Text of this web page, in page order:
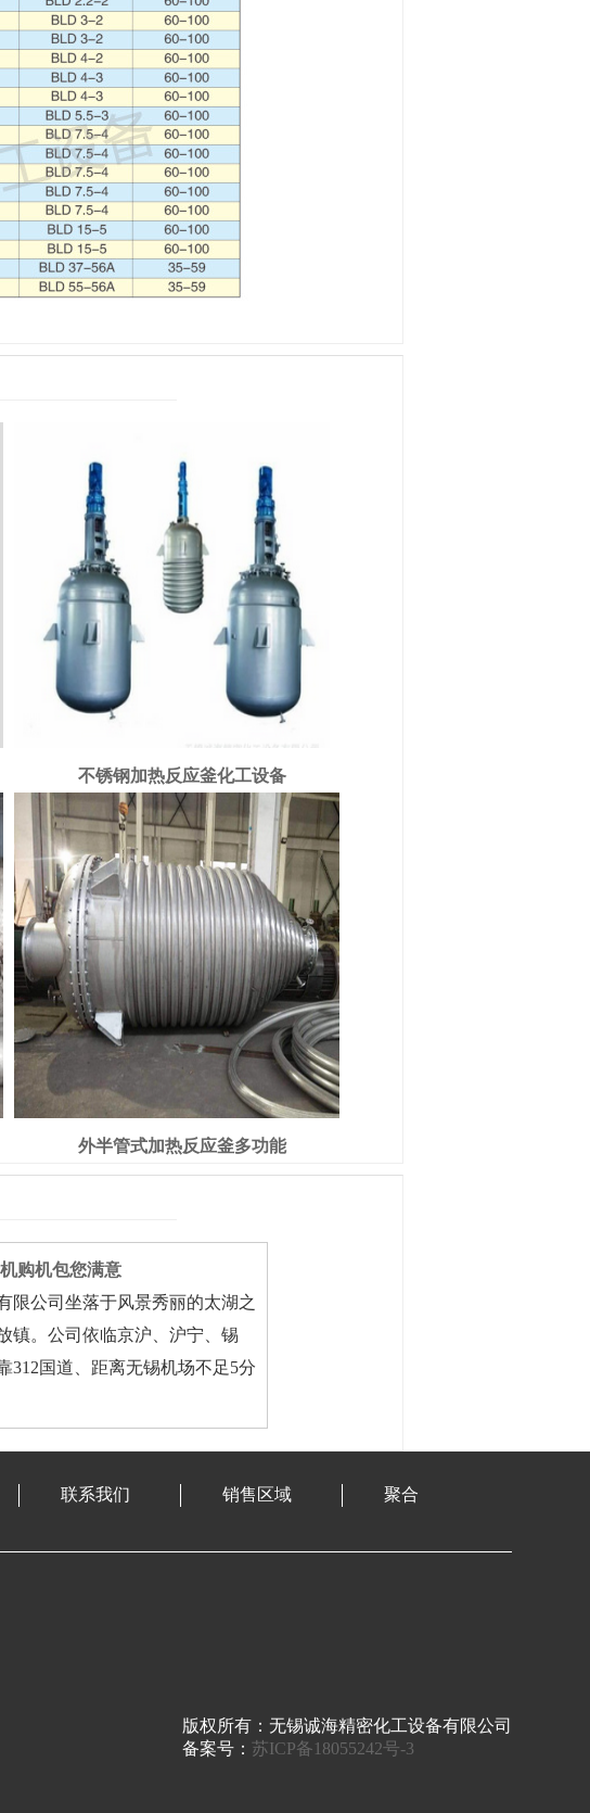
不锈钢加热反应釜化工设备
外半管式加热反应釜多功能
购机包您满意
限公司坐落于风景秀丽的太湖之
镇。公司依临京沪、沪宁、锡
312国道、距离无锡机场不足5分
联系我们 销售区域
聚合
版权所有：无锡诚海精密化工设备有限公司
备案号： 苏ICP备18055242号-3